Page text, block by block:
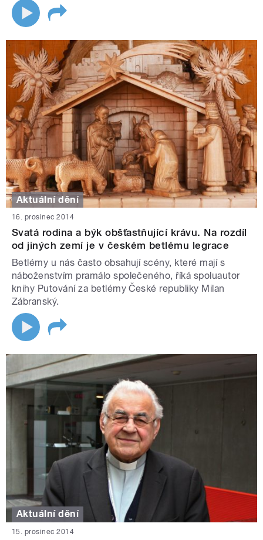
Aktuální dění
16. prosinec 2014
Svatá rodina a býk obšťastňující krávu. Na rozdíl
od jiných zemí je v českém betlému legrace
Betlémy u nás často obsahují scény, které mají s
náboženstvím pramálo společeného, říká spoluautor
knihy Putování za betlémy České republiky Milan
Zábranský.
Aktuální dění
15. prosinec 2014